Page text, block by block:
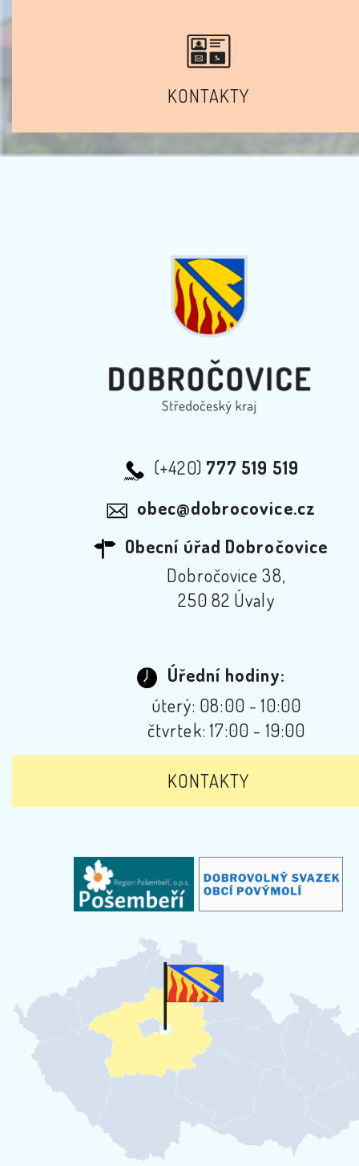
KONTAKTY
(+420) 777 519 519
obec@dobrocovice.cz
Obecní úřad Dobročovice
Dobročovice 38,
250 82 Úvaly
Úřední hodiny:
úterý: 08:00 - 10:00
čtvrtek: 17:00 - 19:00
KONTAKTY